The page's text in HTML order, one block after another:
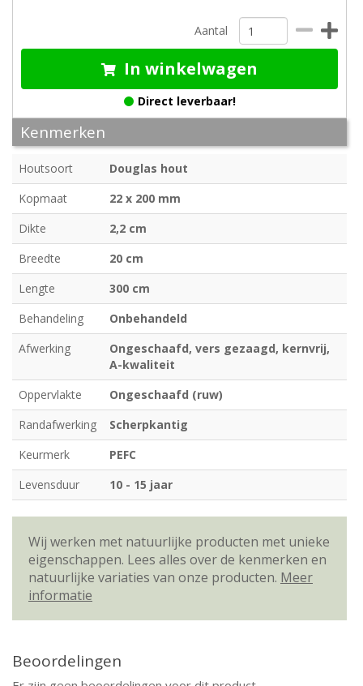
Aantal
In winkelwagen
Direct leverbaar!
Kenmerken
Houtsoort
Douglas hout
Kopmaat
22 x 200 mm
Dikte
2,2 cm
Breedte
20 cm
Lengte
300 cm
Behandeling
Onbehandeld
Afwerking
Ongeschaafd, vers gezaagd, kernvrij,
A-kwaliteit
Oppervlakte
Ongeschaafd (ruw)
Randafwerking
Scherpkantig
Keurmerk
PEFC
Levensduur
10 - 15 jaar
Wij werken met natuurlijke producten met unieke
eigenschappen. Lees alles over de kenmerken en
natuurlijke variaties van onze producten. Meer
informatie
Beoordelingen